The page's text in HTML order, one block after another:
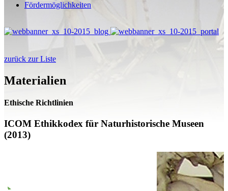
Fördermöglichkeiten
zurück zur Liste
Materialien
Ethische Richtlinien
ICOM Ethikkodex für Naturhistorische Museen
(2013)